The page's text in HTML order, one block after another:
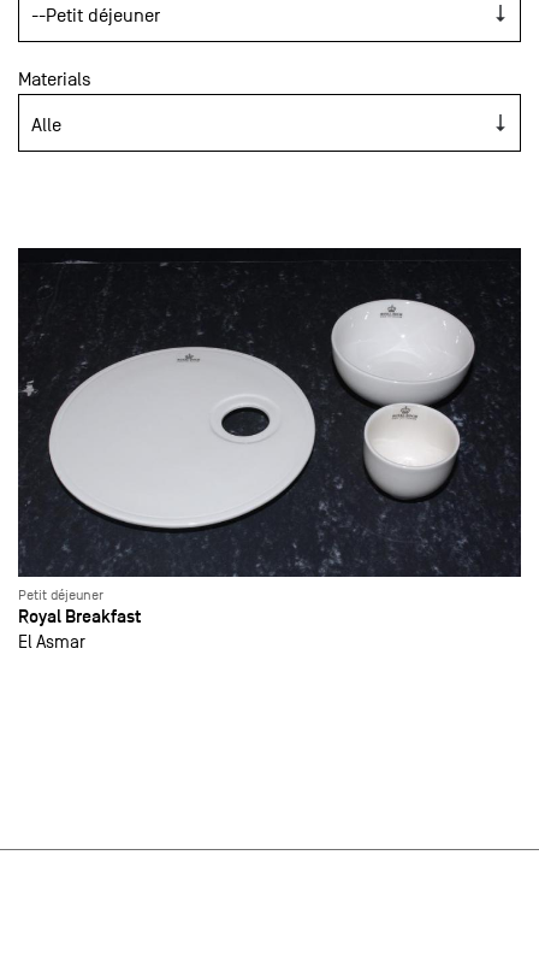
Materials
Petit déjeuner
Royal Breakfast
El Asmar